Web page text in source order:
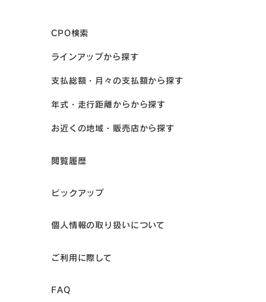
CPO検索
ラインアップから探す
支払総額・月々の支払額から探す
年式・走行距離からから探す
お近くの地域・販売店から探す
閲覧履歴
ピックアップ
個人情報の取り扱いについて
ご利用に際して
FAQ